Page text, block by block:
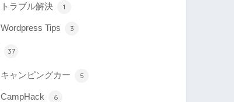
トラブル解決 1
Wordpress Tips 3
37
キャンピングカー 5
CampHack 6